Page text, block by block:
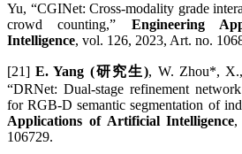
Yu, “CGINet: Cross-modality grade
crowd counting,” Engineering
Intelligence, vol. 126, 2023, Art. no.
[21]E. Yang (研究生), W. Zhou*,
“DRNet: Dual-stage refinement
for RGB-D semantic segmentation of
Applications of Artificial Intelligence,
106729.